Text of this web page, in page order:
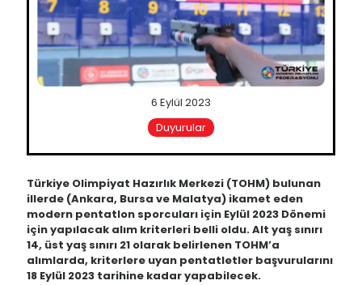
6 Eylül 2023
Duyurular
Türkiye Olimpiyat Hazırlık Merkezi (TOHM) bulunan
illerde (Ankara, Bursa ve Malatya) ikamet eden
modern pentatlon sporcuları için Eylül 2023 Dönemi
için yapılacak alım kriterleri belli oldu. Alt yaş sınırı
14, üst yaş sınırı 21 olarak belirlenen TOHM’a
alımlarda, kriterlere uyan pentatletler başvurularını
18 Eylül 2023 tarihine kadar yapabilecek.